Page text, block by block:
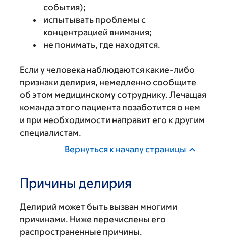
события);
испытывать проблемы с
концентрацией внимания;
не понимать, где находятся.
Если у человека наблюдаются какие-либо
признаки делирия, немедленно сообщите
об этом медицинскому сотруднику. Лечащая
команда этого пациента позаботится о нем
и при необходимости направит его к другим
специалистам.
Вернуться к началу страницы
Причины делирия
Делирий может быть вызван многими
причинами. Ниже перечислены его
распространенные причины.